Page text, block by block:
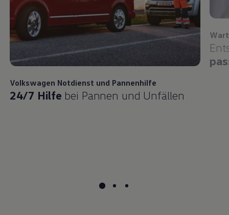
Volkswagen Notdienst und Pannenhilfe
24/7 Hilfe bei Pannen und Unfällen